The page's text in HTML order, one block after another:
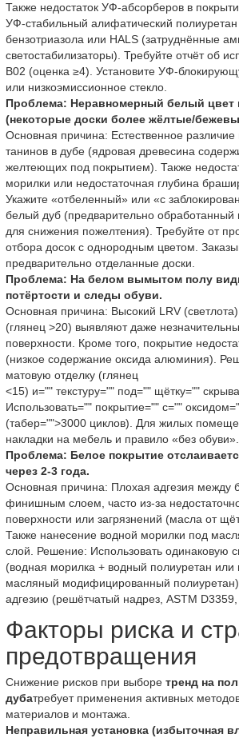
Также недостаток УФ-абсорберов в
УФ-стабильный алифатический
бензотриазола или HALS (затруднённые
светостабилизаторы). Требуйте отчёт об
B02 (оценка ≥4). Установите УФ-
или низкоэмиссионное стекло.
Проблема: Неравномерный белый цвет
(некоторые доски более жёлтые/
Основная причина: Естественное
танинов в дубе (ядровая древесина
желтеющих под покрытием). Также
морилки или недостаточная глубина
Укажите «отбеленный» или «с
белый дуб (предварительно обработанный
для снижения пожелтения). Требуйте от
отбора досок с однородным цветом.
предварительно отделанные доски.
Проблема: На белом вымытом полу
потёртости и следы обуви.
Основная причина: Высокий LRV
(глянец >20) выявляют даже
поверхности. Кроме того, покрытие
(низкое содержание оксида алюминия).
матовую отделку (глянец
<15) и="" текстуру="" под="" щётку=""
Использовать="" покрытие="" с=""
(табер="">3000 циклов). Для жилых
накладки на мебель и правило «без обуви».
Проблема: Белое покрытие
через 2-3 года.
Основная причина: Плохая адгезия между
финишным слоем, часто из-за
поверхности или загрязнений (масла от
Также нанесение водной морилки под
слой. Решение: Использовать одинаковую
(водная морилка + водный полиуретан
масляный модифицированный
адгезию (решётчатый надрез, ASTM D3359,
Факторы риска и
предотвращения
Снижение рисков при выборе тренд на
дубатребует применения активных
материалов и монтажа.
Неправильная установка (избыточная